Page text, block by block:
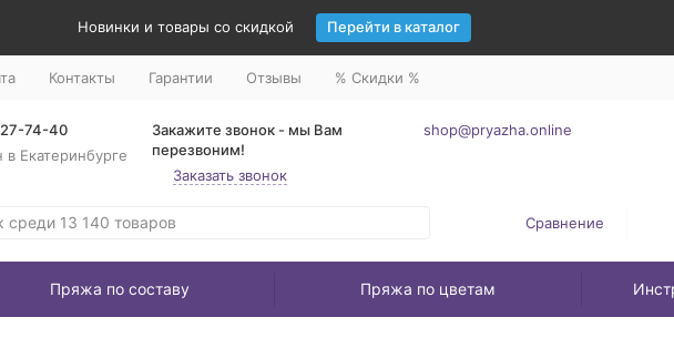
Новинки и товары со скидкой
Перейти в каталог
Контакты Гарантии Отзывы % Скидки %
74-40
в Екатеринбурге
Закажите звонок - мы Вам
перезвоним!
Заказать звонок
shop@pryazha.online
Сравнение
Пряжа по составу Пряжа по цветам